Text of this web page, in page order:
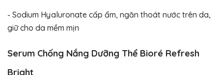
- Sodium Hyaluronate cấp ẩm, ngăn thoát nước trên da,
giữ cho da mềm mịn
Serum Chống Nắng Dưỡng Thể Bioré Refresh
Bright